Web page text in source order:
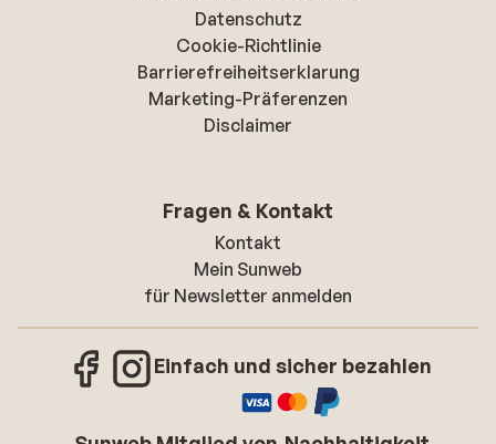
Datenschutz
Cookie-Richtlinie
Barrierefreiheitserklarung
Marketing-Präferenzen
Disclaimer
Fragen & Kontakt
Kontakt
Mein Sunweb
für Newsletter anmelden
Einfach und sicher bezahlen